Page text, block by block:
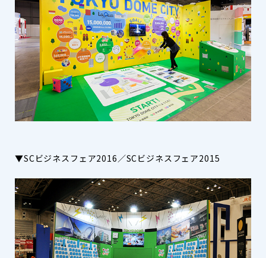
▼SCビジネスフェア2016／SCビジネスフェア2015